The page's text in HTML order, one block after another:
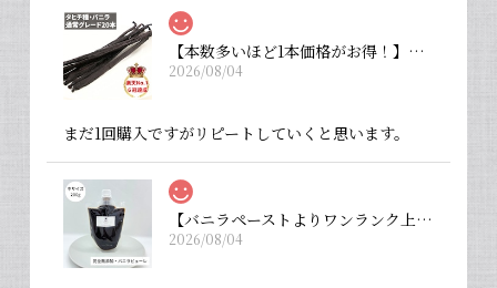
【本数多いほど1本価格がお得！】【タヒチ種・通常グレード 13cm・バニラビーンズ・20本】
2026/08/04
まだ1回購入ですがリピートしていくと思います。
【バニラペーストよりワンランク上の天然の香り】【揮発成分が無いため加熱しても香りが揮発しない優れもの！】完全無添加・バニラピューレ（内容量：中サイズ 200 g）
2026/08/04